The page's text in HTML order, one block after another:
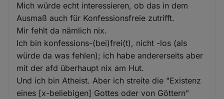
Mich würde echt interessieren, ob das in dem
Ausmaß auch für Konfessionsfreie zutrifft.
Mir fehlt da nämlich nix.
Ich bin konfessions-(bei)frei(t), nicht -los (als
würde da was fehlen); ich habe andererseits aber
mit der afd überhaupt nix am Hut.
Und ich bin Atheist. Aber ich streite die "Existenz
eines [x-beliebigen] Gottes oder von Göttern"